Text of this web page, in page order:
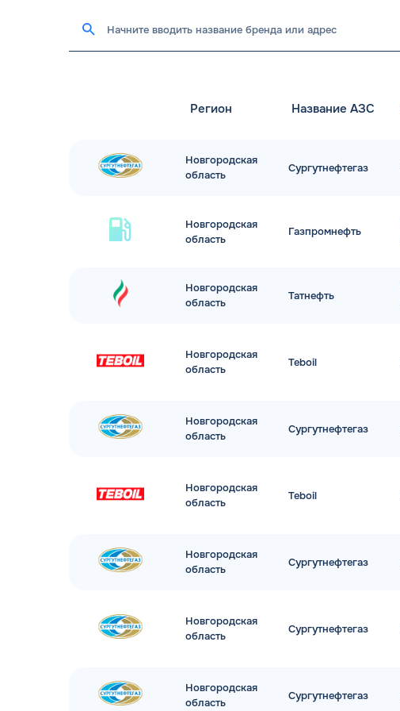
Регион Название АЗС
Новгородская
область
Сургутнефтегаз
Новгородская
область
Газпромнефть
Новгородская
область
Татнефть
Новгородская
область
Teboil
Новгородская
область
Сургутнефтегаз
Новгородская
область
Teboil
Новгородская
область
Сургутнефтегаз
Новгородская
область
Сургутнефтегаз
Новгородская
область
Сургутнефтегаз